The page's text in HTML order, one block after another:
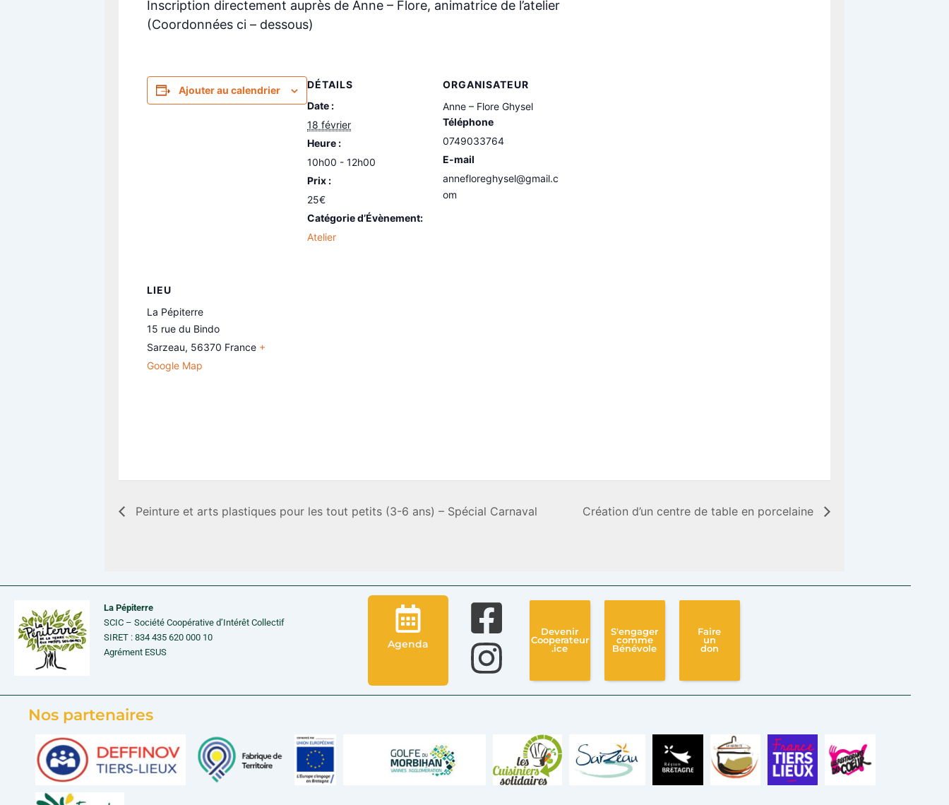
Inscription directement auprès de Anne – Flore, animatrice de l’atelier
(Coordonnées ci – dessous)
Ajouter au calendrier
DÉTAILS
Date :
18 février
Heure :
10h00 - 12h00
Prix :
25€
Catégorie d’Évènement:
Atelier
ORGANISATEUR
Anne – Flore Ghysel
Téléphone
0749033764
E-mail
annefloreghysel@gmail.c
om
LIEU
La Pépiterre
15 rue du Bindo
Sarzeau, 56370 France +
Google Map
Peinture et arts plastiques pour les tout petits (3-6 ans) – Spécial Carnaval Création d’un centre de table en porcelaine
La Pépiterre
SCIC – Société Coopérative d’Intérêt Collectif
SIRET : 834 435 620 000 10
Agrément ESUS
Agenda
Devenir
Cooperateur
.ice
S'engager
comme
Bénévole
Faire
un
don
Nos partenaires